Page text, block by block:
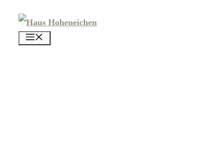
Zum
Inhalt
springen